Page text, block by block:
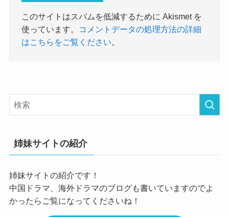
このサイトはスパムを低減するために Akismet を
使っています。
コメントデータの処理方法の詳細
はこちらをご覧ください。
姉妹サイトの紹介
姉妹サイトの紹介です！
中国ドラマ、海外ドラマのブログも書いていますのでよ
かったらご覧になってくださいね！